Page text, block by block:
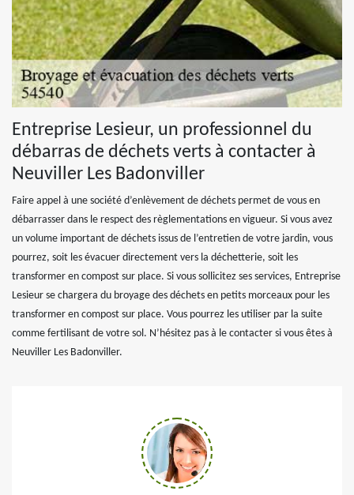
Entreprise Lesieur, un professionnel du
débarras de déchets verts à contacter à
Neuviller Les Badonviller
Faire appel à une société d’enlèvement de déchets permet de vous en
débarrasser dans le respect des règlementations en vigueur. Si vous avez
un volume important de déchets issus de l’entretien de votre jardin, vous
pourrez, soit les évacuer directement vers la déchetterie, soit les
transformer en compost sur place. Si vous sollicitez ses services, Entreprise
Lesieur se chargera du broyage des déchets en petits morceaux pour les
transformer en compost sur place. Vous pourrez les utiliser par la suite
comme fertilisant de votre sol. N’hésitez pas à le contacter si vous êtes à
Neuviller Les Badonviller.